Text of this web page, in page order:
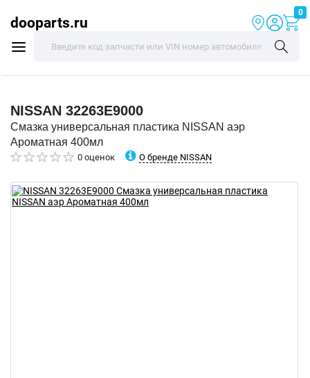
dooparts.ru
0
NISSAN 32263E9000
Смазка универсальная пластика NISSAN аэр
Ароматная 400мл
0 оценок О бренде NISSAN